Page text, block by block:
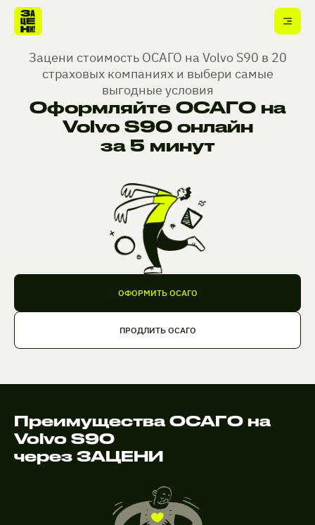
Зацени стоимость ОСАГО на Volvo S90 в 20
страховых компаниях и выбери самые
выгодные условия
Оформляйте ОСАГО на
Volvo S90 онлайн
за 5 минут
ОФОРМИТЬ ОСАГО
ПРОДЛИТЬ ОСАГО
Преимущества ОСАГО на
Volvo S90
через ЗАЦЕНИ